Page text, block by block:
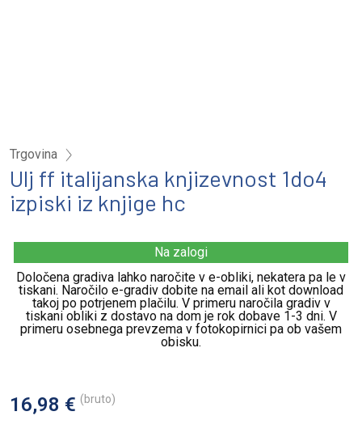
Trgovina
Ulj ff italijanska knjizevnost 1do4
izpiski iz knjige hc
Na zalogi
Določena gradiva lahko naročite v e-obliki, nekatera pa le v
tiskani. Naročilo e-gradiv dobite na email ali kot download
takoj po potrjenem plačilu. V primeru naročila gradiv v
tiskani obliki z dostavo na dom je rok dobave 1-3 dni. V
primeru osebnega prevzema v fotokopirnici pa ob vašem
obisku.
16,98 € (bruto)